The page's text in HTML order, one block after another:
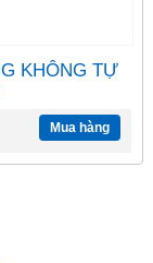
KHÔNG TỰ
Mua hàng